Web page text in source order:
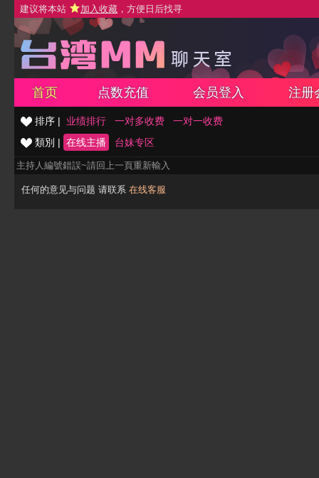
建议将本站 加入收藏 ，方便日后找寻
首页 点数充值 会员登入 注册
排序 | 业绩排行 一对多收费
一对一收费
類別 | 在线主播 台妹专区
主持人編號錯誤~請回上一頁重新輸入
任何的意见与问题 请联系 在线客服